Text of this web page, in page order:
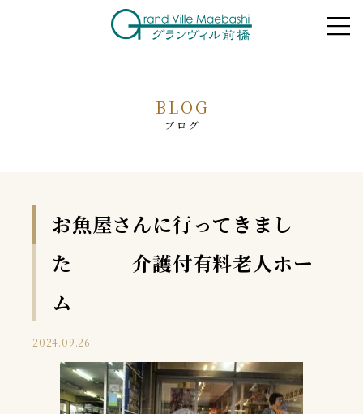
BLOG
ブログ
お魚屋さんに行ってきまし
た 介護付有料老人ホー
ム
2024.09.26